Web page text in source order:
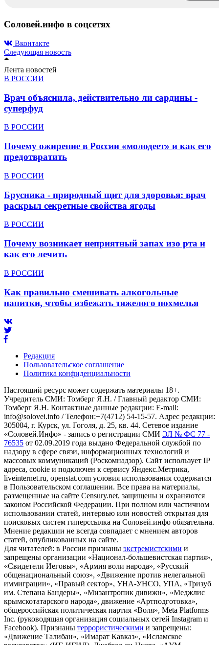
Соловей.инфо в соцсетях
Вконтакте
Следующая новость
Лента новостей
В РОССИИ
Врач объяснила, действительно ли сардины -
суперфуд
В РОССИИ
Почему ожирение в России «молодеет» и как его
предотвратить
В РОССИИ
Брусника - природный щит для здоровья: врач
раскрыл секретные свойства ягоды
В РОССИИ
Почему возникает неприятный запах изо рта и
как его лечить
В РОССИИ
Как правильно смешивать алкогольные
напитки, чтобы избежать тяжелого похмелья
Редакция
Пользовательское соглашение
Политика конфиденциальности
Настоящий ресурс может содержать материалы 18+.
Учредитель СМИ: Томберг Я.Н. / Главный редактор СМИ:
Томберг Я.Н. Контактные данные редакции: E-mail:
info@solovei.info / Телефон:+7(4712) 54-15-57. Адрес редакции:
305004, г. Курск, ул. Гоголя, д. 25, кв. 44. Сетевое издание
«Соловей.Инфо» - запись о регистрации СМИ ЭЛ № ФС 77 -
76535 от 02.09.2019 года выдано Федеральной службой по
надзору в сфере связи, информационных технологий и
массовых коммуникаций (Роскомнадзор). Сайт использует IP
адреса, cookie и подключен к сервису Яндекс.Метрика,
liveinternet.ru, openstat.com условия использования содержатся
в Пользовательском соглашении. Все права на материалы,
размещенные на сайте Censury.net, защищены и охраняются
законом Российской Федерации. При полном или частичном
использовании статей, интервью или новостей открытая для
поисковых систем гиперссылка на Соловей.инфо обязательна.
Мнение редакции не всегда совпадает с мнением авторов
статей, опубликованных на сайте.
Для читателей: в России признаны экстремистскими и
запрещены организации «Национал-большевистская партия»,
«Свидетели Иеговы», «Армия воли народа», «Русский
общенациональный союз», «Движение против нелегальной
иммиграции», «Правый сектор», УНА-УНСО, УПА, «Тризуб
им. Степана Бандеры», «Мизантропик дивижн», «Меджлис
крымскотатарского народа», движение «Артподготовка»,
общероссийская политическая партия «Воля», Meta Platforms
Inc. (руководящая организация социальных сетей Instagram и
Facebook). Признаны террористическими и запрещены:
«Движение Талибан», «Имарат Кавказ», «Исламское